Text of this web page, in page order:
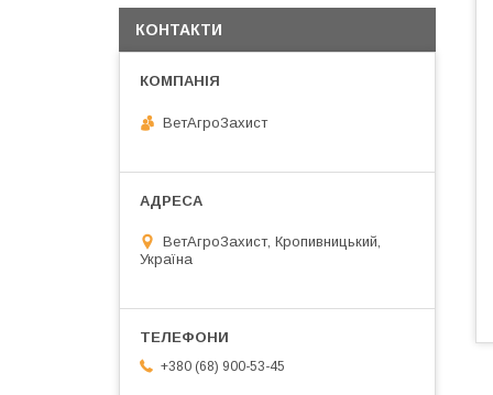
КОНТАКТИ
ВетАгроЗахист
ВетАгроЗахист, Кропивницький,
Україна
+380 (68) 900-53-45